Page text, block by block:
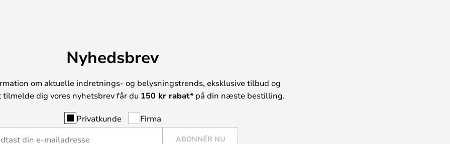
Nyhedsbrev
om aktuelle indretnings- og belysningstrends, eksklusive tilbud og
tilmelde dig vores nyhetsbrev får du 150 kr rabat*på din næste bestilling.
Privatkunde Firma
ABONNÉR NU